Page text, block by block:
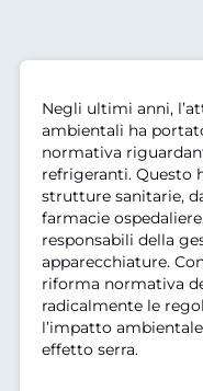
Negli ultimi anni,
ambientali ha
normativa
refrigeranti. Questo
strutture sanitarie,
farmacie
responsabili della
apparecchiature.
riforma normativa
radicalmente le
l’impatto
effetto serra.